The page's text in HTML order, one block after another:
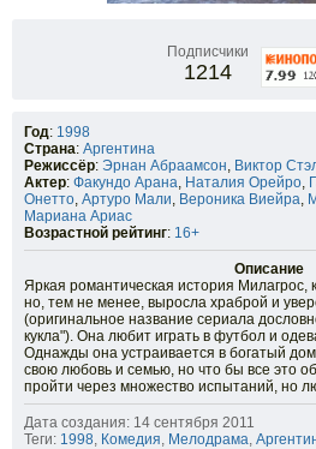
Подписчики
1214
Год: 1998
Страна: Аргентина
Режиссёр: Эрнан Абраамсон, Виктор
Актер: Факундо Арана, Наталия Орейро,
Онетто, Артуро Мали, Вероника Виейра,
Мариана Ариас
Возрастной рейтинг: 16+
Описание
Яркая романтическая история Милагрос,
но, тем не менее, выросла храброй и
(оригинальное название сериала
кукла"). Она любит играть в футбол и
Однажды она устраивается в богатый
свою любовь и семью, но что бы все это
пройти через множество испытаний, но
Дата создания: 14 сентября 2011
Теги: 1998, Комедия, Мелодрама,